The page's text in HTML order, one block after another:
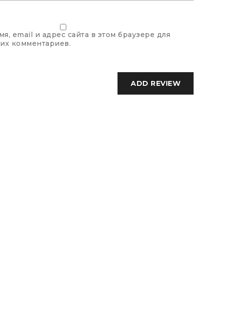
email и адрес сайта в этом браузере для
комментариев.